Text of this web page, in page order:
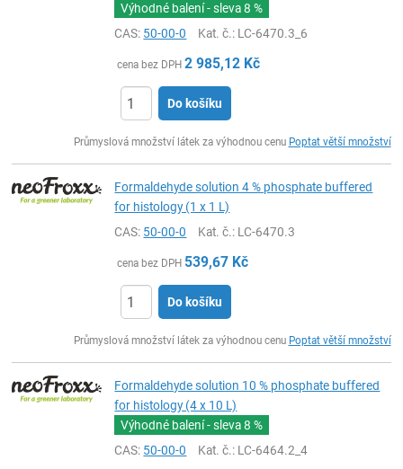
Výhodné balení - sleva8 %
CAS: 50-00-0 Kat. č.: LC-6470.3_6
cena bez DPH 2 985,12 Kč
Do košíku
Průmyslová množství látek za výhodnou cenu Poptat větší množství
Formaldehyde solution 4 % phosphate buffered
for histology (1 x 1 L)
CAS: 50-00-0 Kat. č.: LC-6470.3
cena bez DPH 539,67 Kč
Do košíku
Průmyslová množství látek za výhodnou cenu Poptat větší množství
Formaldehyde solution 10 % phosphate buffered
for histology (4 x 10 L)
Výhodné balení - sleva8 %
CAS: 50-00-0 Kat. č.: LC-6464.2_4